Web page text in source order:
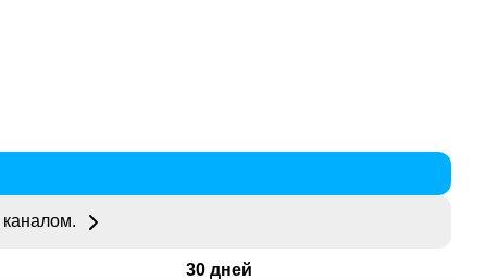
30 дней